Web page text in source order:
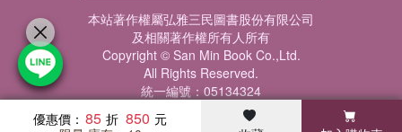
在民國時期對資源與財產等控制的權力，如何行己有恥？野村
浩一對民國史的洞見：「正因為中國沒能很好地解決『公
正』、『公開』的課題，導致了後來歷史的曲折。」王國維及
其他人自殺的選擇與權力有關的人物的關係為何？後者很少承
認自己有權力。
優惠價： 85 850
本站著作權屬弘雅三民圖書股份有限公司
及相關著作權所有人所有
Copyright © San Min Book Co.,Ltd.
All Rights Reserved.
統一編號：05134324